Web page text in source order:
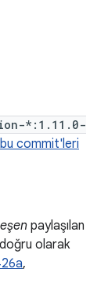
*:1.11.0-
bu commit'leri
paylaşılan
olarak
,